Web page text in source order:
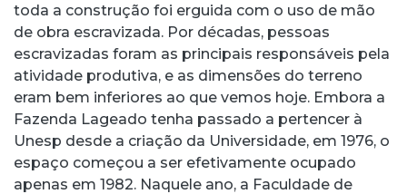
toda a construção foi erguida com o uso de mão
de obra escravizada. Por décadas, pessoas
escravizadas foram as principais responsáveis pela
atividade produtiva, e as dimensões do terreno
eram bem inferiores ao que vemos hoje. Embora a
Fazenda Lageado tenha passado a pertencer à
Unesp desde a criação da Universidade, em 1976, o
espaço começou a ser efetivamente ocupado
apenas em 1982. Naquele ano, a Faculdade de